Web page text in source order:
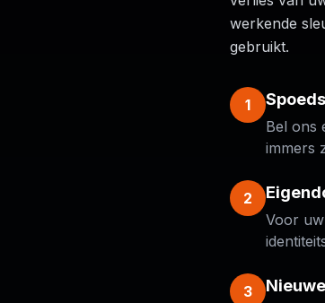
werkende
gebruikt.
1
Bel ons
immers
2
Voor
3